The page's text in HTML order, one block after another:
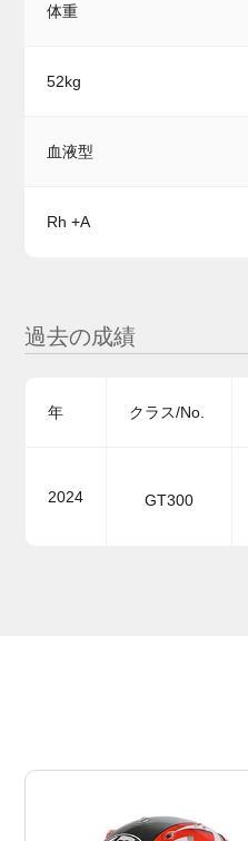
体重
52kg
血液型
Rh +A
過去の成績
年 クラス/No.
2024 GT300